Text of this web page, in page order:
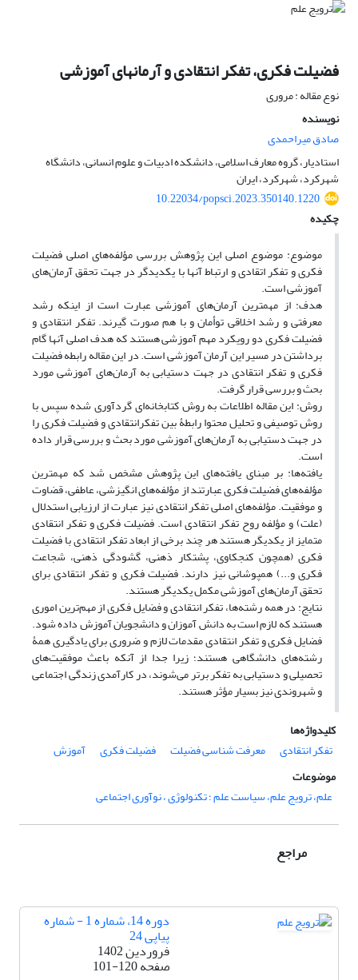
فضیلت فکری، تفکر انتقادی و آرمانهای آموزشی
نوع مقاله : مروری
نویسنده
صادق میراحمدی
استادیار، گروه معارف اسلامی، دانشکده ادبیات و علوم انسانی، دانشگاه
شهرکرد، شهرکرد، ایران
10.22034/popsci.2023.350140.1220
چکیده
موضوع: موضوع اصلی این پژوهش بررسی مؤلفه‌های اصلی فضیلت
فکری و تفکر اتقادی و ارتباط آنها با یکدیدگر در جهت تحقق آرمان‌های
آموزشی است.
هدف: از مهمترین آرمان‌های آموزشی عبارت است از اینکه رشد
معرفتی و رشد اخلاقی توأمان و با هم صورت گیرند. تفکر انتقادی و
فضیلت فکری دو رویکرد مهم آموزشی هستند که هدف اصلی آنها گام
برداشتن در مسیر این آرمان آموزشی است. در این مقاله رابطه فضیلت
فکری و تفکر انتقادی در جهت دستیابی به آرمان‌های آموزشی مورد
بحث و بررسی قرار گرفت.
روش: این مقاله اطلاعات به روش کتابخانه‌ای گردآوری شده سپس با
روش توصیفی و تحلیل محتوا رابطۀ بین تفکرانتقادی و فضیلت فکری را
در جهت دستیابی به آرمان‌های آموزشی مورد بحث و بررسی قرار داده
است.
یافته‌ها: بر مبنای یافته‌های این پژوهش مشخص شد که مهمترین
مؤلفه‌های فضیلت فکری عبارتند از مؤلفه‌های انگیزشی، عاطفی، قضاوت
و موفقیت. مؤلفه‌های اصلی تفکر انتقادی نیز عبارت از ارزیابی استدلال
(علت) و مؤلفه روح تفکر انتقادی است. فضیلت فکری و تفکر انتقادی
متمایز از یکدیگر هستند هر چند برخی از ابعاد تفکر انتقادی با فضیلت
فکری (همچون کنجکاوی، پشتکار ذهنی، گشودگی ذهنی، شجاعت
فکری و...) همپوشانی نیز دارند. فضیلت فکری و تفکر انتقادی برای
تحقق آرمان‌های آموزشی مکمل یکدیگر هستند.
نتایج: در همه رشته‌ها، تفکر انتقادی و فضایل فکری از مهم‌ترین اموری
هستند که لازم است به دانش آموزان و دانشجویان آموزش داده شود.
فضایل فکری و تفکر انتقادی مقدمات لازم و ضروری برای یادگیری همۀ
رشته‌های دانشگاهی هستند؛ زیرا جدا از آنکه باعث موفقیت‌های
تحصیلی و دستیابی به تفکر برتر می‌شوند، در کارآمدی زندگی اجتماعی
و شهروندی نیز بسیار مؤثر هستند.
کلیدواژه‌ها
تفکر انتقادی
معرفت شناسی فضیلت فضیلت فکری
آموزش
موضوعات
علم، ترویج علم، سیاست علم ؛ تکنولوژی ، نوآوری اجتماعی
مراجع
دوره 14، شماره 1 - شماره
پیاپی 24
فروردین 1402
صفحه101-120